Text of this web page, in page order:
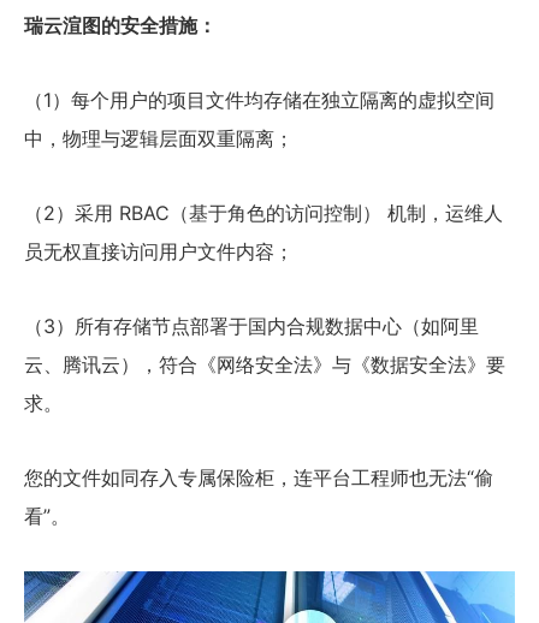
瑞云渲图的安全措施：
（1）每个用户的项目文件均存储在独立隔离的虚拟空间
中，物理与逻辑层面双重隔离；
（2）采用 RBAC（基于角色的访问控制） 机制，运维人
员无权直接访问用户文件内容；
（3）所有存储节点部署于国内合规数据中心（如阿里
云、腾讯云），符合《网络安全法》与《数据安全法》要
求。
您的文件如同存入专属保险柜，连平台工程师也无法“偷
看”。